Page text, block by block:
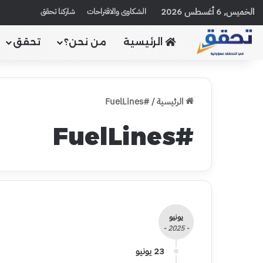
الخميس, 6 أغسطس 2026 الشكاوى والاقتراحات شاركنا تحقق
الرئيسية من نحن؟ تحقق
الرئيسية/
#FuelLines
#FuelLines
يونيو
- 2025 -
23 يونيو